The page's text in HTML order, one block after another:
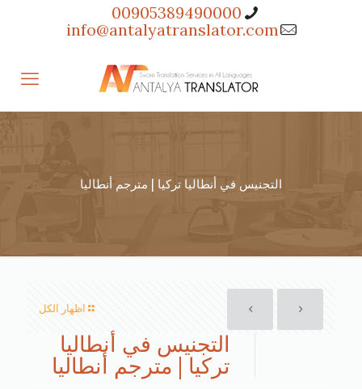
00905389490000
info@antalyatranslator.com
التجنيس في أنطاليا تركيا | مترجم أنطاليا
اظهار الكل
التجنيس في أنطاليا
تركيا | مترجم أنطاليا